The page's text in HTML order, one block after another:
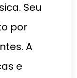
Seu
por
A
e